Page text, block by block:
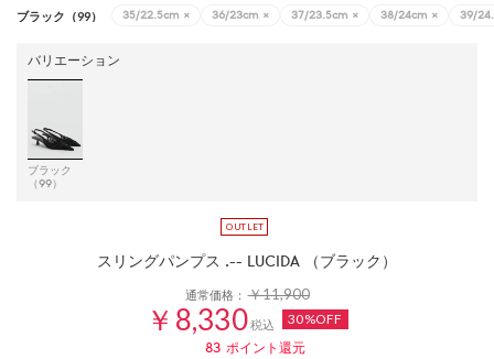
ブラック（99） 35/22.5cm × 36/23cm × 37/23.5cm × 38/24cm × 39/
バリエーション
ブラック
（99）
スリングパンプス .-- LUCIDA （ブラック）
通常価格：￥11,900
￥8,330税込 30%OFF
83 ポイント還元